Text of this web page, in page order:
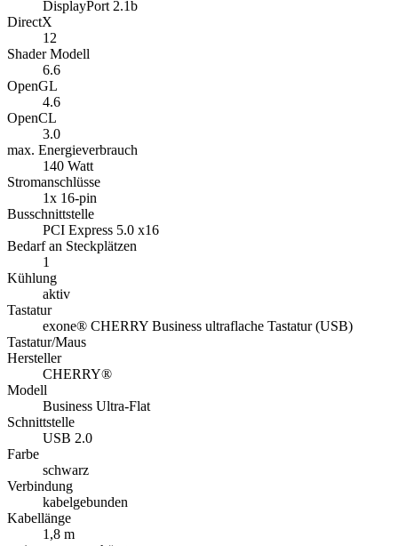
DisplayPort 2.1b
DirectX
12
Shader Modell
6.6
OpenGL
4.6
OpenCL
3.0
max. Energieverbrauch
140 Watt
Stromanschlüsse
1x 16-pin
Busschnittstelle
PCI Express 5.0 x16
Bedarf an Steckplätzen
1
Kühlung
aktiv
Tastatur
exone® CHERRY Business ultraflache Tastatur (USB)
Tastatur/Maus
Hersteller
CHERRY®
Modell
Business Ultra-Flat
Schnittstelle
USB 2.0
Farbe
schwarz
Verbindung
kabelgebunden
Kabellänge
1,8 m